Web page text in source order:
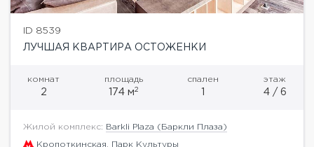
ID 8539
ЛУЧШАЯ КВАРТИРА ОСТОЖЕНКИ
комнат
2
площадь
174 м2
спален
1
этаж
4 / 6
Жилой комплекс: Barkli Plaza (Баркли Плаза)
Кропоткинская Парк Культуры